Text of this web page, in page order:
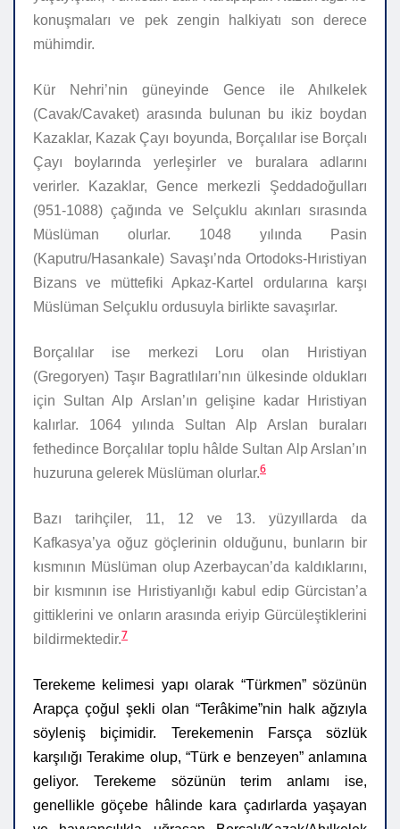
konuşmaları ve pek zengin halkiyatı son derece
mühimdir.
Kür Nehri’nin güneyinde Gence ile Ahılkelek
(Cavak/Cavaket) arasında bulunan bu ikiz boydan
Kazaklar, Kazak Çayı boyunda, Borçalılar ise Borçalı
Çayı boylarında yerleşirler ve buralara adlarını
verirler. Kazaklar, Gence merkezli Şeddadoğulları
(951-1088) çağında ve Selçuklu akınları sırasında
Müslüman olurlar. 1048 yılında Pasin
(Kaputru/Hasankale) Savaşı’nda Ortodoks-Hıristiyan
Bizans ve müttefiki Apkaz-Kartel ordularına karşı
Müslüman Selçuklu ordusuyla birlikte savaşırlar.
Borçalılar ise merkezi Loru olan Hıristiyan
(Gregoryen) Taşır Bagratlıları’nın ülkesinde oldukları
için Sultan Alp Arslan’ın gelişine kadar Hıristiyan
kalırlar. 1064 yılında Sultan Alp Arslan buraları
fethedince Borçalılar toplu hâlde Sultan Alp Arslan’ın
huzuruna gelerek Müslüman olurlar.6
Bazı tarihçiler, 11, 12 ve 13. yüzyıllarda da
Kafkasya’ya oğuz göçlerinin olduğunu, bunların bir
kısmının Müslüman olup Azerbaycan’da kaldıklarını,
bir kısmının ise Hıristiyanlığı kabul edip Gürcistan’a
gittiklerini ve onların arasında eriyip Gürcüleştiklerini
bildirmektedir.7
Terekeme kelimesi yapı olarak “Türkmen” sözünün
Arapça çoğul şekli olan “Terâkime”nin halk ağzıyla
söyleniş biçimidir. Terekemenin Farsça sözlük
karşılığı Terakime olup, “Türk e benzeyen” anlamına
geliyor. Terekeme sözünün terim anlamı ise,
genellikle göçebe hâlinde kara çadırlarda yaşayan